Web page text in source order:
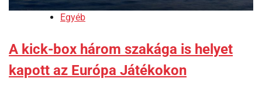
Egyéb
A kick-box három szakága is helyet
kapott az Európa Játékokon